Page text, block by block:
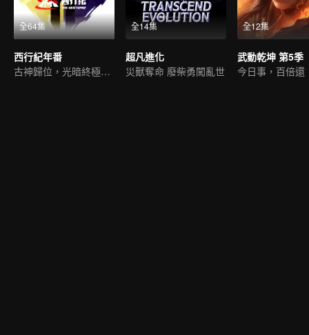
全64集
西行紀年番
古神歸位，光暗終極一戰
全14集
超凡進化
災獸奪命 廢柴勇闖亂世
全12集
武動乾坤 第5季
今日事，百倍還